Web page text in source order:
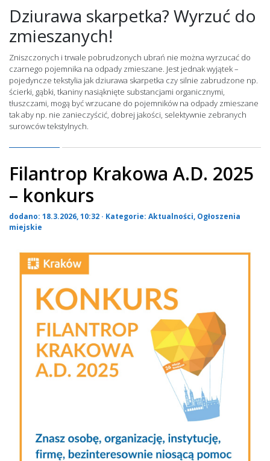
Dziurawa skarpetka? Wyrzuć do
zmieszanych!
Zniszczonych i trwale pobrudzonych ubrań nie można wyrzucać do
czarnego pojemnika na odpady zmieszane. Jest jednak wyjątek –
pojedyncze tekstylia jak dziurawa skarpetka czy silnie zabrudzone np.
ścierki, gąbki, tkaniny nasiąknięte substancjami organicznymi,
tłuszczami, mogą być wrzucane do pojemników na odpady zmieszane
tak aby np. nie zanieczyścić, dobrej jakości, selektywnie zebranych
surowców tekstylnych.
Filantrop Krakowa A.D. 2025
– konkurs
dodano: 18.3.2026, 10:32 · Kategorie: Aktualności, Ogłoszenia
miejskie